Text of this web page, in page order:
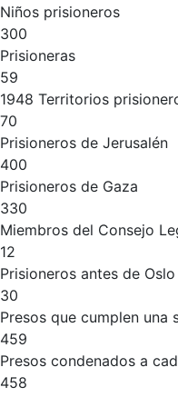
Niños prisioneros
300
Prisioneras
59
1948 Territorios
70
Prisioneros de Jerusalén
400
Prisioneros de Gaza
330
Miembros del Consejo
12
Prisioneros antes de Oslo
30
Presos que cumplen una
459
Presos condenados a
458